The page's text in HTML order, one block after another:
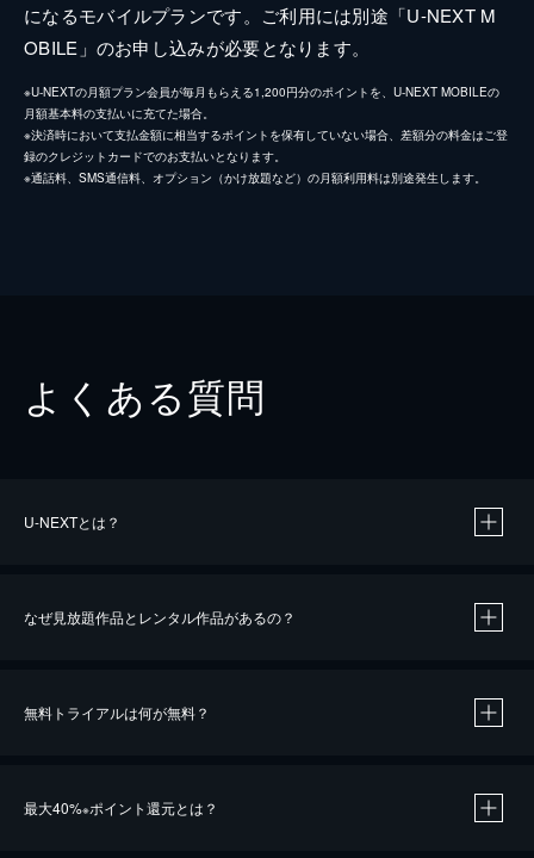
になるモバイルプランです。ご利用には別途「U-NEXT M
OBILE」のお申し込みが必要となります。
※U-NEXTの月額プラン会員が毎月もらえる1,200円分のポイントを、U-NEXT MOBILEの
月額基本料の支払いに充てた場合。
※決済時において支払金額に相当するポイントを保有していない場合、差額分の料金はご登
録のクレジットカードでのお支払いとなります。
※通話料、SMS通信料、オプション（かけ放題など）の月額利用料は別途発生します。
よくある質問
U-NEXTとは？
なぜ見放題作品とレンタル作品があるの？
無料トライアルは何が無料？
最大40%※ポイント還元とは？